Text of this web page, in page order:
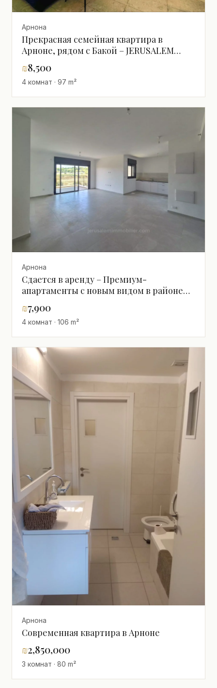
Арнона
Прекрасная семейная квартира в
Арноне, рядом с Бакой – JERUSALEM
IMMOBILIER 026786595
₪8,500
4 комнат · 97 m²
Арнона
Сдается в аренду – Премиум-
апартаменты с новым видом в районе
IMMOBILIER 026786595
₪7,900
4 комнат · 106 m²
Арнона
Современная квартира в Арноне
₪2,850,000
3 комнат · 80 m²